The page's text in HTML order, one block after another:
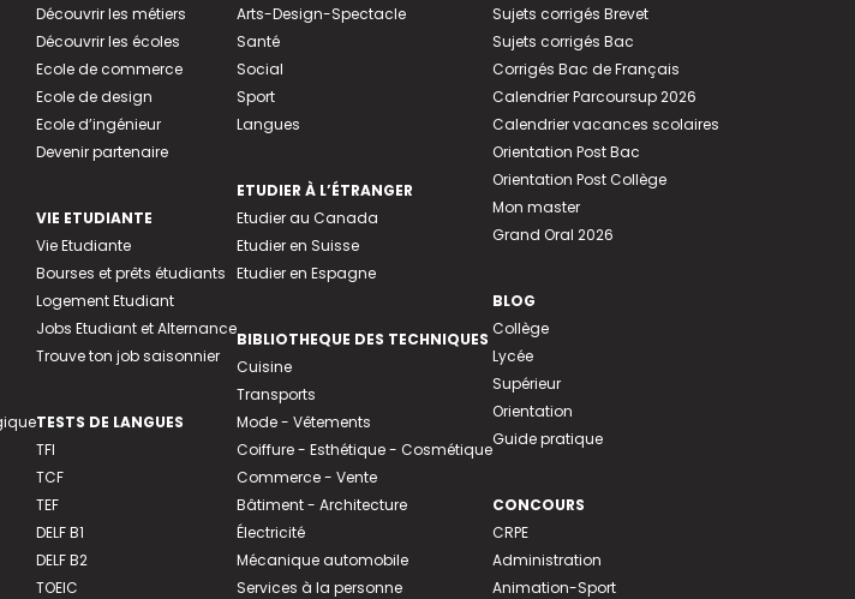
Découvrir les métiers
Découvrir les écoles
Ecole de commerce
Ecole de design
Ecole d’ingénieur
Devenir partenaire
VIE ETUDIANTE
Vie Etudiante
Bourses et prêts étudiants
Logement Etudiant
Jobs Etudiant et Alternance
Trouve ton job saisonnier
TESTS DE LANGUES
TFI
TCF
TEF
DELF B1
DELF B2
TOEIC
Arts-Design-Spectacle
Santé
Social
Sport
Langues
ETUDIER À L’ÉTRANGER
Etudier au Canada
Etudier en Suisse
Etudier en Espagne
BIBLIOTHEQUE DES TECHNIQUES
Cuisine
Transports
Mode - Vêtements
Coiffure - Esthétique - Cosmétique
Commerce - Vente
Bâtiment - Architecture
Électricité
Mécanique automobile
Services à la personne
Sujets corrigés Brevet
Sujets corrigés Bac
Corrigés Bac de Français
Calendrier Parcoursup 2026
Calendrier vacances scolaires
Orientation Post Bac
Orientation Post Collège
Mon master
Grand Oral 2026
BLOG
Collège
Lycée
Supérieur
Orientation
Guide pratique
CONCOURS
CRPE
Administration
Animation-Sport